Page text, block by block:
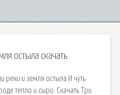
остыла скачать
реки и земля остыла И чуть
тепло и сыро. Скачать Три